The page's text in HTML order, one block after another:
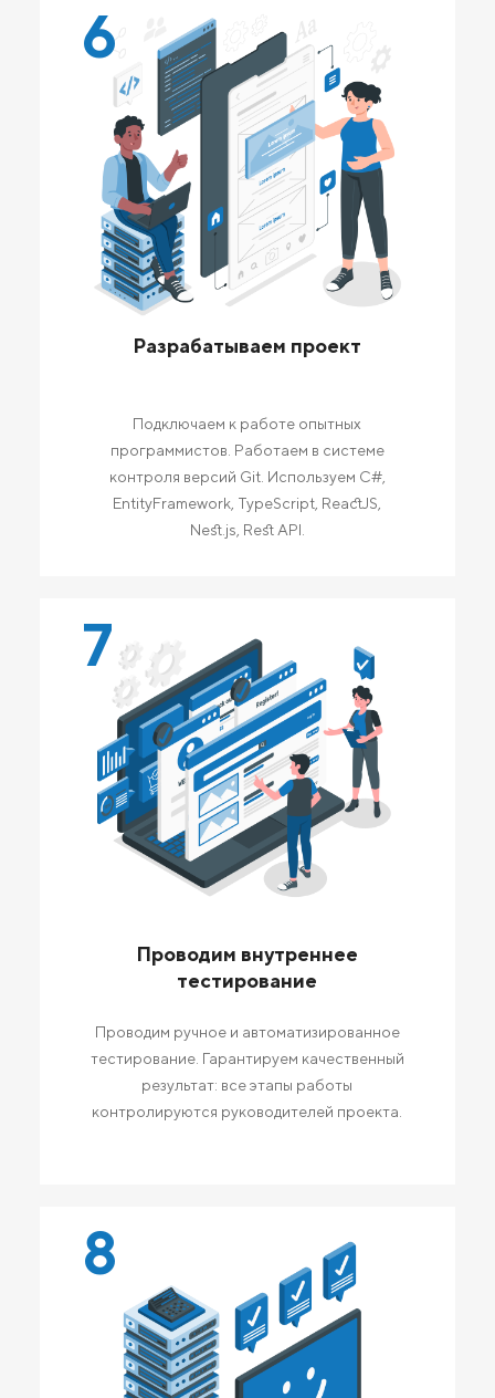
6
Разрабатываем проект
Подключаем к работе опытных
программистов. Работаем в системе
контроля версий Git. Используем C#,
EntityFramework, TypeScript, ReactJS,
Nest.js, Rest API.
7
Проводим внутреннее
тестирование
Проводим ручное и автоматизированное
тестирование. Гарантируем качественный
результат: все этапы работы
контролируются руководителей проекта.
8